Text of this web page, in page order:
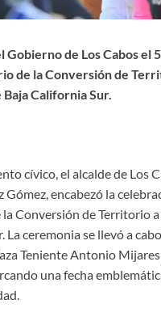
Gobierno de Los Cabos el
de la Conversión de
Baja California Sur.
cívico, el alcalde de Los
encabezó la
la Conversión de Territorio
La ceremonia se llevó a
Teniente Antonio
una fecha